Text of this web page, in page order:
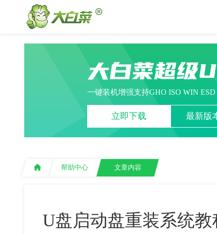
大白菜超级
一键装机增强支持GHO ISO WIN
立即下载 最新版
帮助中心 文章内容
U盘启动盘重装系统